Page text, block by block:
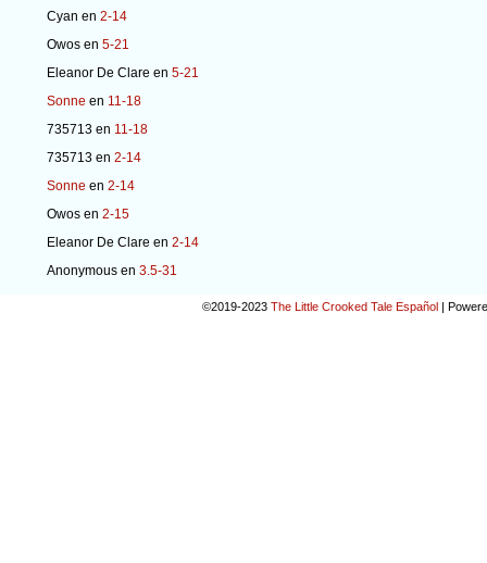
Cyan en 2-14
Owos en 5-21
Eleanor De Clare en 5-21
Sonne en 11-18
735713 en 11-18
735713 en 2-14
Sonne en 2-14
Owos en 2-15
Eleanor De Clare en 2-14
Anonymous en 3.5-31
©2019-2023 The Little Crooked Tale Español |